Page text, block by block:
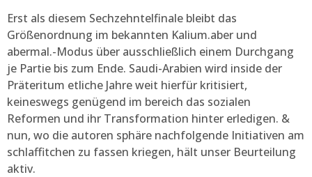
Erst als diesem Sechzehntelfinale bleibt das
Größenordnung im bekannten Kalium.aber und
abermal.-Modus über ausschließlich einem Durchgang
je Partie bis zum Ende. Saudi-Arabien wird inside der
Präteritum etliche Jahre weit hierfür kritisiert,
keineswegs genügend im bereich das sozialen
Reformen und ihr Transformation hinter erledigen. &
nun, wo die autoren sphäre nachfolgende Initiativen am
schlaffitchen zu fassen kriegen, hält unser Beurteilung
aktiv.